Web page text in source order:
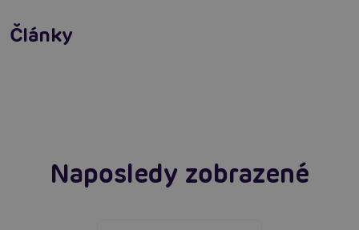
Články
vibrátor?
Číst více
Erotická inteligence: Příručka Sexiomů
Naposledy zobrazené